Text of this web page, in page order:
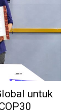
untuk